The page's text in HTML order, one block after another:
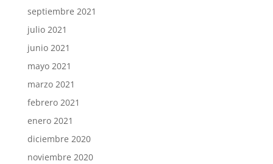
septiembre 2021
julio 2021
junio 2021
mayo 2021
marzo 2021
febrero 2021
enero 2021
diciembre 2020
noviembre 2020